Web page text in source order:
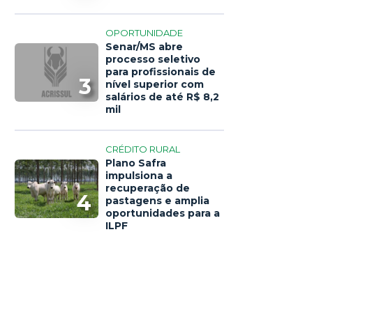
3
OPORTUNIDADE
Senar/MS abre
processo seletivo
para profissionais de
nível superior com
salários de até R$ 8,2
mil
4
CRÉDITO RURAL
Plano Safra
impulsiona a
recuperação de
pastagens e amplia
oportunidades para a
ILPF